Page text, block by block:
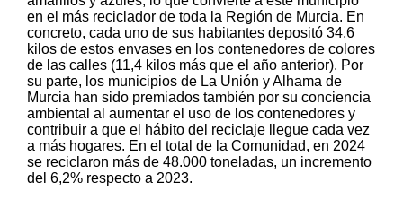
en el más reciclador de toda la Región de Murcia. En
concreto, cada uno de sus habitantes depositó 34,6
kilos de estos envases en los contenedores de colores
de las calles (11,4 kilos más que el año anterior). Por
su parte, los municipios de La Unión y Alhama de
Murcia han sido premiados también por su conciencia
ambiental al aumentar el uso de los contenedores y
contribuir a que el hábito del reciclaje llegue cada vez
a más hogares. En el total de la Comunidad, en 2024
se reciclaron más de 48.000 toneladas, un incremento
del 6,2% respecto a 2023.